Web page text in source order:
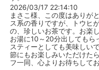
2026/03/17 22:14:10
まさこ様、この度はありが
ス系の香りですが、トウヒ
の、珍しいお茶です。お楽
お湯に10～20分出してもら
スティーとしても美味しい
節にもお楽しみいただけた
フ一同、心よりお待ちしてお